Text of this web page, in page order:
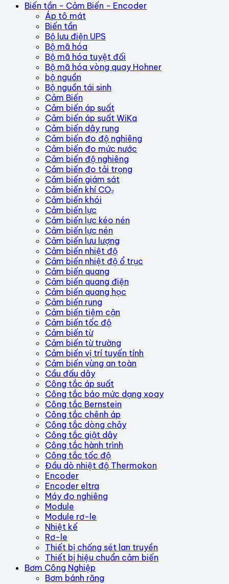
Biến tần - Cảm Biến - Encoder
Áp tô mát
Biến tần
Bộ lưu điện UPS
Bộ mã hóa
Bộ mã hóa tuyệt đối
Bộ mã hóa vòng quay Hohner
bộ nguồn
Bộ nguồn tái sinh
Cảm Biến
Cảm biến áp suất
Cảm biến áp suất WiKa
Cảm biến dây rung
Cảm biến đo độ nghiêng
Cảm biến đo mức nước
Cảm biến độ nghiêng
Cảm biến đo tải trọng
Cảm biến giám sát
Cảm biến khí CO₂
Cảm biến khói
Cảm biến lực
Cảm biến lực kéo nén
Cảm biến lực nén
Cảm biến lưu lượng
Cảm biến nhiệt độ
Cảm biến nhiệt độ ổ trục
Cảm biến quang
Cảm biến quang điện
Cảm biến quang học
Cảm biến rung
Cảm biến tiệm cận
Cảm biến tốc độ
Cảm biến từ
Cảm biến từ trường
Cảm biến vị trí tuyến tính
Cảm biến vùng an toàn
Cầu đấu dây
Công tắc áp suất
Công tắc báo mức dạng xoay
Công tắc Bernstein
Công tắc chênh áp
Công tắc dòng chảy
Công tắc giật dây
Công tắc hành trình
Công tắc tốc độ
Đầu dò nhiệt độ Thermokon
Encoder
Encoder eltra
Máy đo nghiêng
Module
Module rơ-le
Nhiệt kế
Rơ-le
Thiết bị chống sét lan truyền
Thiết bị hiệu chuẩn cảm biến
Bơm Công Nghiệp
Bơm bánh răng